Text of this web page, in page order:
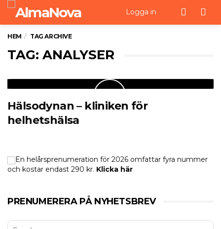
Logga in
HEM TAG ARCHIVE
TAG: ANALYSER
Hälsodynan – kliniken för
helhetshälsa
En helårsprenumeration för 2026 omfattar fyra nummer
och kostar endast 290 kr. Klicka här
PRENUMERERA PÅ NYHETSBREV